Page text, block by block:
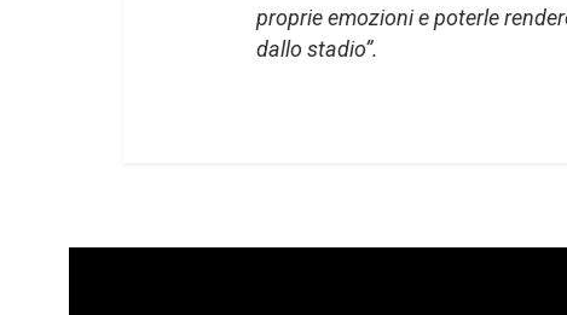
proprie emozioni e poterle
dallo stadio”.